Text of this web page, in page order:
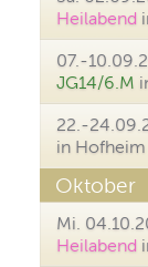
Heilabend
07.-
JG14/6.M
22.-
in Hofheim
Oktober
Mi.
Heilabend